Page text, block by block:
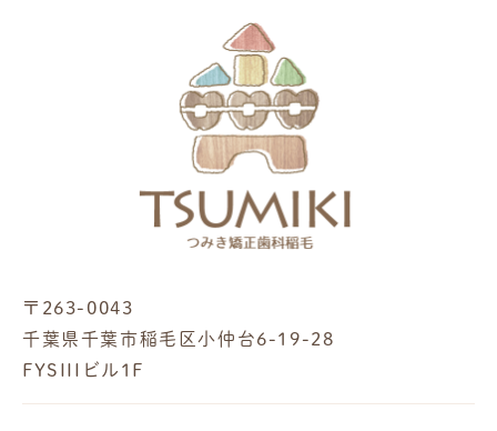
〒263-0043
千葉県千葉市稲毛区小仲台6-19-28
FYSIIIビル1F